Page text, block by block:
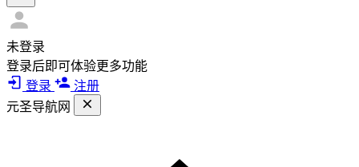
未登录
登录后即可体验更多功能
登录
注册
元圣导航网